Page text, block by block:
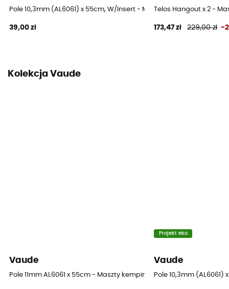
Pole 10,3mm (AL6061) x 55cm, W/Insert - Maszty kempingowe
39,00 zł
Telos Hangout x 2 -
173,47 zł 229,00 zł -
Kolekcja Vaude
Vaude
Pole 11mm AL6061 x 55cm - Maszty kempingowe
Projekt eko
Vaude
Pole 10,3mm